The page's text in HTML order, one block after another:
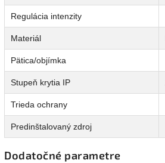
Regulácia intenzity
Materiál
Pätica/objímka
Stupeň krytia IP
Trieda ochrany
Predinštalovaný zdroj
Dodatočné parametre